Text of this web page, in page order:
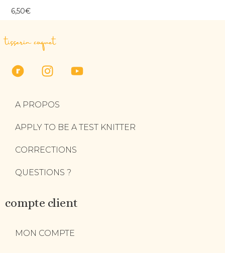
6,50€
tisserin coquet
A PROPOS
APPLY TO BE A TEST KNITTER
CORRECTIONS
QUESTIONS ?
compte client
MON COMPTE